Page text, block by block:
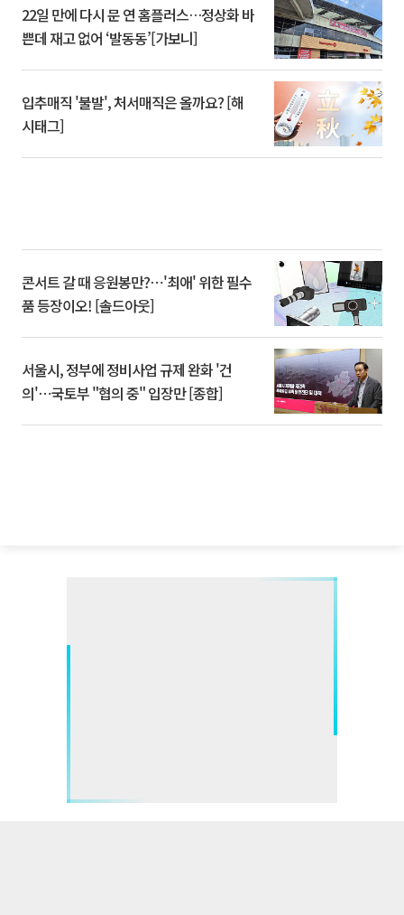
22일 만에 다시 문 연 홈플러스…정상화 바
쁜데 재고 없어 ‘발동동’[가보니]
입추매직 '불발', 처서매직은 올까요? [해
시태그]
콘서트 갈 때 응원봉만?⋯'최애' 위한 필수
품 등장이오! [솔드아웃]
서울시, 정부에 정비사업 규제 완화 '건
의'⋯국토부 "협의 중" 입장만 [종합]